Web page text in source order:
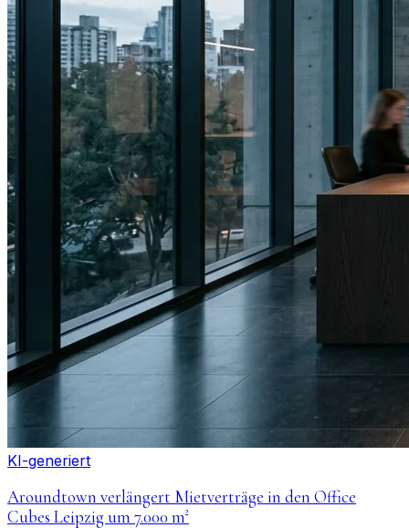
KI-generiert
Aroundtown verlängert Mietverträge in den Office
Cubes Leipzig um 7.000 m²